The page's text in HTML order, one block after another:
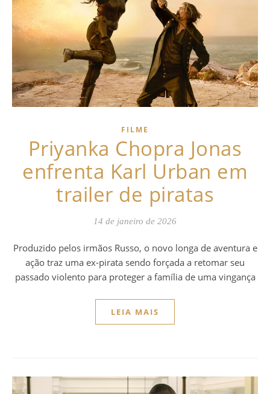
FILME
Priyanka Chopra Jonas
enfrenta Karl Urban em
trailer de piratas
14 de janeiro de 2026
Produzido pelos irmãos Russo, o novo longa de aventura e
ação traz uma ex-pirata sendo forçada a retomar seu
passado violento para proteger a família de uma vingança
LEIA MAIS